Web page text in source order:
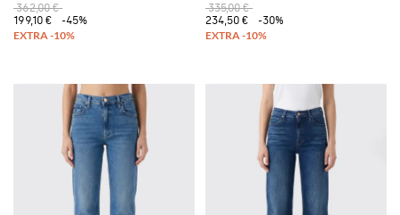
362,00 €
199,10 €
-45%
335,00 €
234,50 €
-30%